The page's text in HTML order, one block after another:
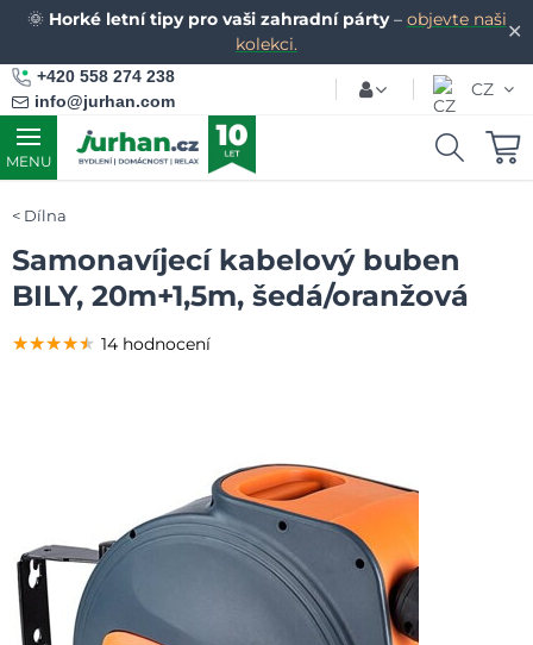
✕
🌞 Horké letní tipy pro vaši zahradní párty– objevte naši
kolekci.
+420 558 274 238
info@jurhan.com
CZ
MENU
Dílna
Samonavíjecí kabelový buben
BILY, 20m+1,5m, šedá/oranžová
★★★★★
★★★★★
★★★★★ 14 hodnocení